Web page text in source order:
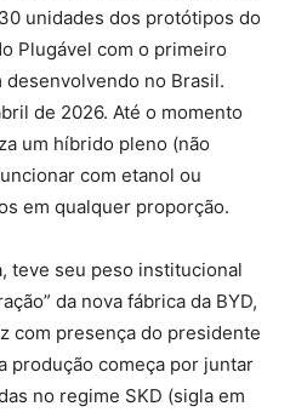
unidades dos protótipos do
Plugável com o primeiro
desenvolvendo no Brasil.
de 2026. Até o momento
um híbrido pleno (não
com etanol ou
em qualquer proporção.
teve seu peso institucional
da nova fábrica da BYD,
com presença do presidente
produção começa por juntar
no regime SKD (sigla em